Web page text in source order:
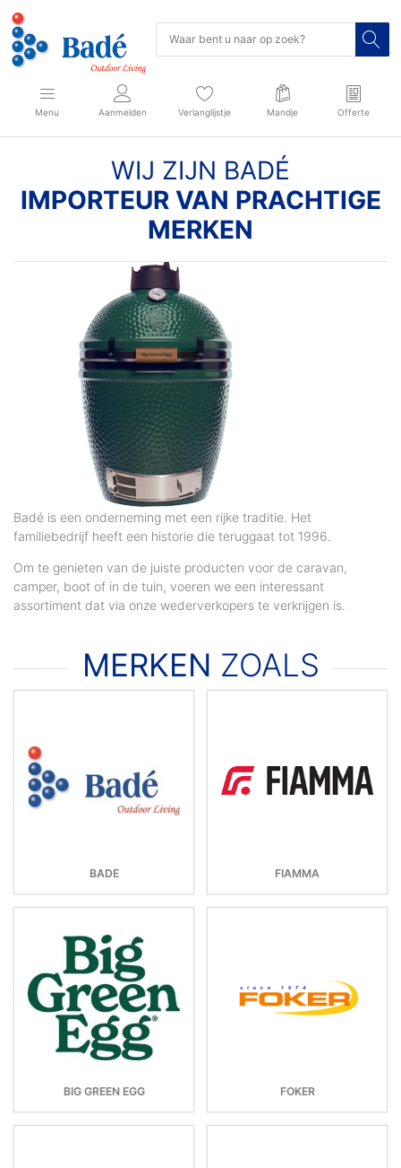
Menu Aanmelden Verlanglijstje Mandje Offerte
WIJ ZIJN BADÉ
IMPORTEUR VAN PRACHTIGE
MERKEN
Badé is een onderneming met een rijke traditie. Het
familiebedrijf heeft een historie die teruggaat tot 1996.
Om te genieten van de juiste producten voor de caravan,
camper, boot of in de tuin, voeren we een interessant
assortiment dat via onze wederverkopers te verkrijgen is.
MERKEN ZOALS
BADE FIAMMA
BIG GREEN EGG FOKER